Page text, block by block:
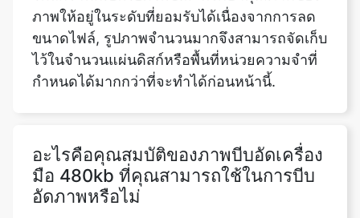
ไว้ในจำนวนแผ่นดิสก์หรือพื้นที่หน่วยความจำที่
กำหนดได้มากกว่าที่จะทำได้ก่อนหน้านี้.
อัดภาพหรือไม่
ในขณะที่การบีบอัดไฟล์ภาพบีบอัดภาพเครื่องมือ
1.2 เมกะไบต์มีความหลากหลายของตัวเลือก